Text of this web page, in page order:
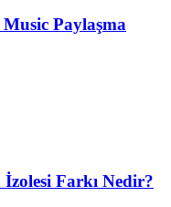
Paylaşma
Farkı Nedir?